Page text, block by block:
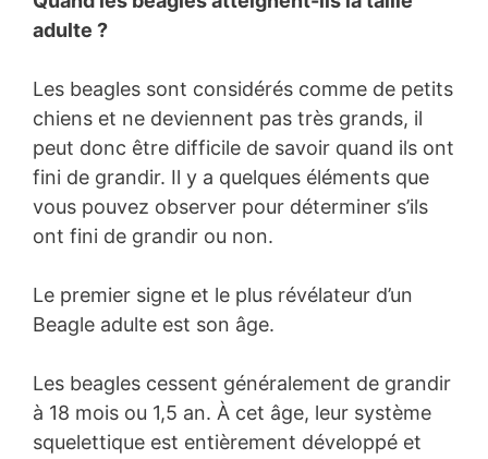
adulte ?
Les beagles sont considérés comme de petits
chiens et ne deviennent pas très grands, il
peut donc être difficile de savoir quand ils ont
fini de grandir. Il y a quelques éléments que
vous pouvez observer pour déterminer s’ils
ont fini de grandir ou non.
Le premier signe et le plus révélateur d’un
Beagle adulte est son âge.
Les beagles cessent généralement de grandir
à 18 mois ou 1,5 an. À cet âge, leur système
squelettique est entièrement développé et